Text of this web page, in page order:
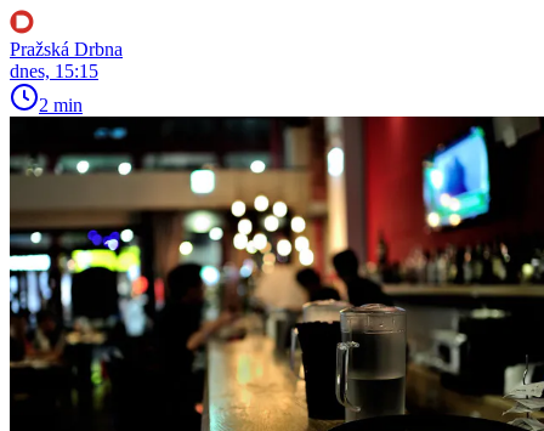
Pražská Drbna
dnes, 15:15
2 min